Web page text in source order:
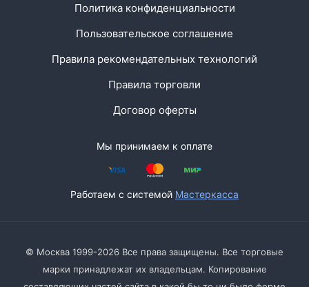
Политика конфиденциальности
Пользовательское соглашение
Правила рекомендательных технологий
Правила торговли
Договор оферты
Мы принимаем к оплате
Работаем с системой Мастеркасса
© Москва 1999-2026 Все права защищены. Все торговые
марки принадлежат их владельцам. Копирование